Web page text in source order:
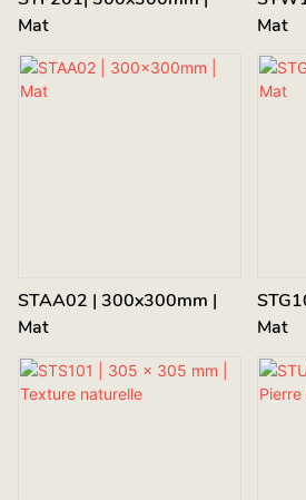
Mat
Mat
STAA02 | 300x300mm |
Mat
Mat